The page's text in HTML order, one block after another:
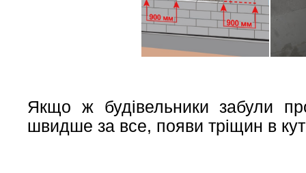
Якщо ж будівельники забули
швидше за все, появи тріщин в